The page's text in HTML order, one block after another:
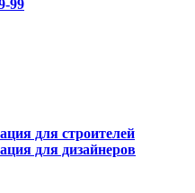
99
для строителей
для дизайнеров